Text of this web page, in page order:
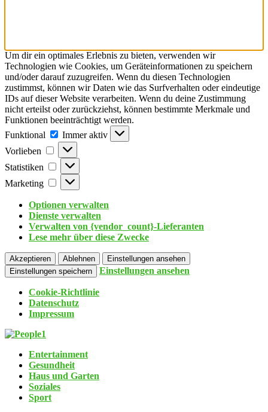
Um dir ein optimales Erlebnis zu bieten, verwenden wir
Technologien wie Cookies, um Geräteinformationen zu speichern
und/oder darauf zuzugreifen. Wenn du diesen Technologien
zustimmst, können wir Daten wie das Surfverhalten oder eindeutige
IDs auf dieser Website verarbeiten. Wenn du deine Zustimmung
nicht erteilst oder zurückziehst, können bestimmte Merkmale und
Funktionen beeinträchtigt werden.
Funktional
Immer aktiv
Vorlieben
Statistiken
Marketing
Optionen verwalten
Dienste verwalten
Verwalten von {vendor_count}-Lieferanten
Lese mehr über diese Zwecke
Akzeptieren Ablehnen
Einstellungen ansehen
Einstellungen speichern
Einstellungen ansehen
Cookie-Richtlinie
Datenschutz
Impressum
Entertainment
Gesundheit
Haus und Garten
Soziales
Sport